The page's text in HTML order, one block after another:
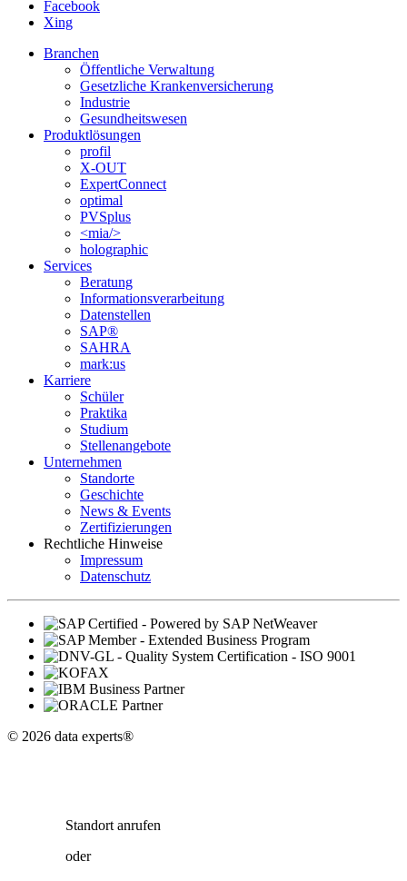
Facebook
Xing
Branchen
Öffentliche Verwaltung
Gesetzliche Krankenversicherung
Industrie
Gesundheitswesen
Produktlösungen
profil
X-OUT
ExpertConnect
optimal
PVSplus
<mia/>
holographic
Services
Beratung
Informations­verarbeitung
Datenstellen
SAP®
SAHRA
mark:us
Karriere
Schüler
Praktika
Studium
Stellenangebote
Unternehmen
Standorte
Geschichte
News & Events
Zertifizierungen
Rechtliche Hinweise
Impressum
Datenschutz
© 2026 data experts®
Standort anrufen
oder